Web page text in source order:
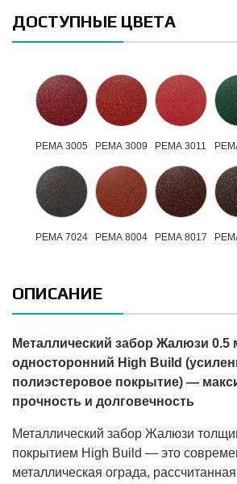
ДОСТУПНЫЕ ЦВЕТА
РЕМА 3005 РЕМА 3009 РЕМА 3011
РЕМА 7024 РЕМА 8004 РЕМА 8017
ОПИСАНИЕ
Металлический забор Жалюзи 0.5
односторонний High Build
полиэстеровое покрытие) —
прочность и долговечность
Металлический забор Жалюзи
покрытием High Build — это
металлическая ограда,